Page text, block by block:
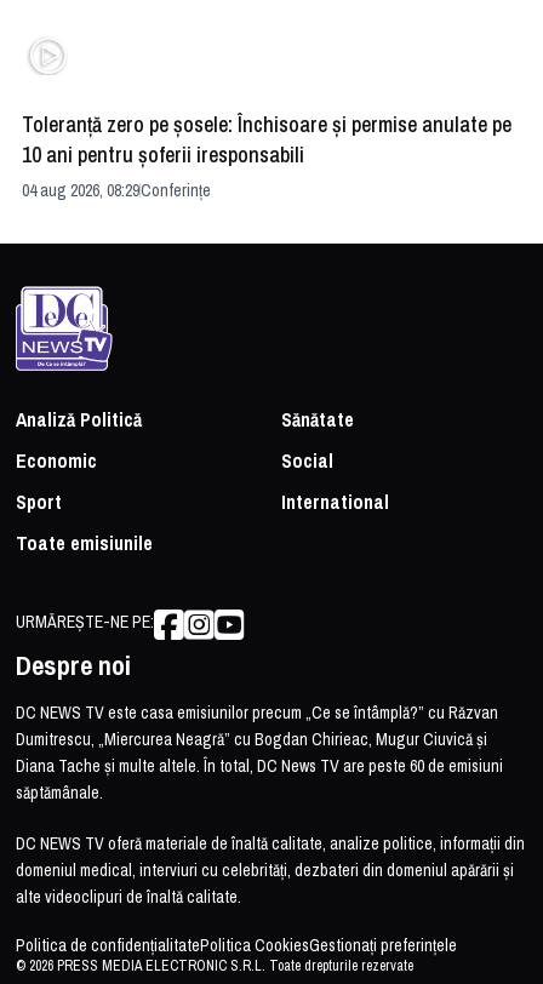
Toleranță zero pe șosele: Închisoare și permise anulate pe
10 ani pentru șoferii iresponsabili
04 aug 2026, 08:29Conferințe
Analiză Politică
Sănătate
Economic
Social
Sport
International
Toate emisiunile
URMĂREȘTE-NE PE:
Despre noi
DC NEWS TV este casa emisiunilor precum „Ce se întâmplă?” cu Răzvan
Dumitrescu, „Miercurea Neagră” cu Bogdan Chirieac, Mugur Ciuvică și
Diana Tache și multe altele. În total, DC News TV are peste 60 de emisiuni
săptămânale.
DC NEWS TV oferă materiale de înaltă calitate, analize politice, informații din
domeniul medical, interviuri cu celebrități, dezbateri din domeniul apărării și
alte videoclipuri de înaltă calitate.
Politica de confidențialitatePolitica CookiesGestionați preferințele
© 2026 PRESS MEDIA ELECTRONIC S.R.L. Toate drepturile rezervate